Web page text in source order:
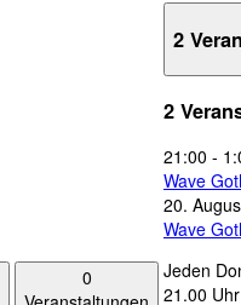
0
2
2
21:00 -
Wave
20.
Wave
Jeden
21.00